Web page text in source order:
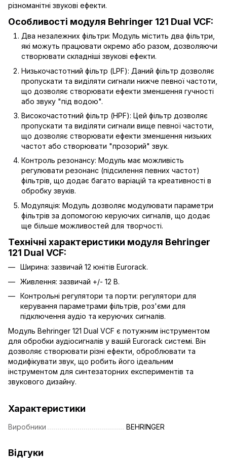
різноманітні звукові ефекти.
Особливості модуля Behringer 121 Dual VCF:
Два незалежних фільтри: Модуль містить два фільтри,
які можуть працювати окремо або разом, дозволяючи
створювати складніші звукові ефекти.
Низькочастотний фільтр (LPF): Даний фільтр дозволяє
пропускати та виділяти сигнали нижче певної частоти,
що дозволяє створювати ефекти зменшення гучності
або звуку "під водою".
Високочастотний фільтр (HPF): Цей фільтр дозволяє
пропускати та виділяти сигнали вище певної частоти,
що дозволяє створювати ефекти зменшення низьких
частот або створювати "прозорий" звук.
Контроль резонансу: Модуль має можливість
регулювати резонанс (підсилення певних частот)
фільтрів, що додає багато варіацій та креативності в
обробку звуків.
Модуляція: Модуль дозволяє модулювати параметри
фільтрів за допомогою керуючих сигналів, що додає
ще більше можливостей для творчості.
Технічні характеристики модуля Behringer
121 Dual VCF:
Ширина: зазвичай 12 юнітів Eurorack.
Живлення: зазвичай +/- 12 В.
Контрольні регулятори та порти: регулятори для
керування параметрами фільтрів, роз'єми для
підключення аудіо та керуючих сигналів.
Модуль Behringer 121 Dual VCF є потужним інструментом
для обробки аудіосигналів у вашій Eurorack системі. Він
дозволяє створювати різні ефекти, оброблювати та
модифікувати звук, що робить його ідеальним
інструментом для синтезаторних експериментів та
звукового дизайну.
Характеристики
Виробники BEHRINGER
Відгуки